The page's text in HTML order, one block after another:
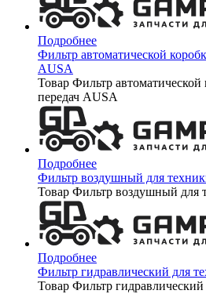
Подробнее
Фильтр автоматической
AUSA
Товар Фильтр
передач AUSA
Подробнее
Фильтр воздушный для
Товар Фильтр воздушный для
Подробнее
Фильтр гидравлический для
Товар Фильтр